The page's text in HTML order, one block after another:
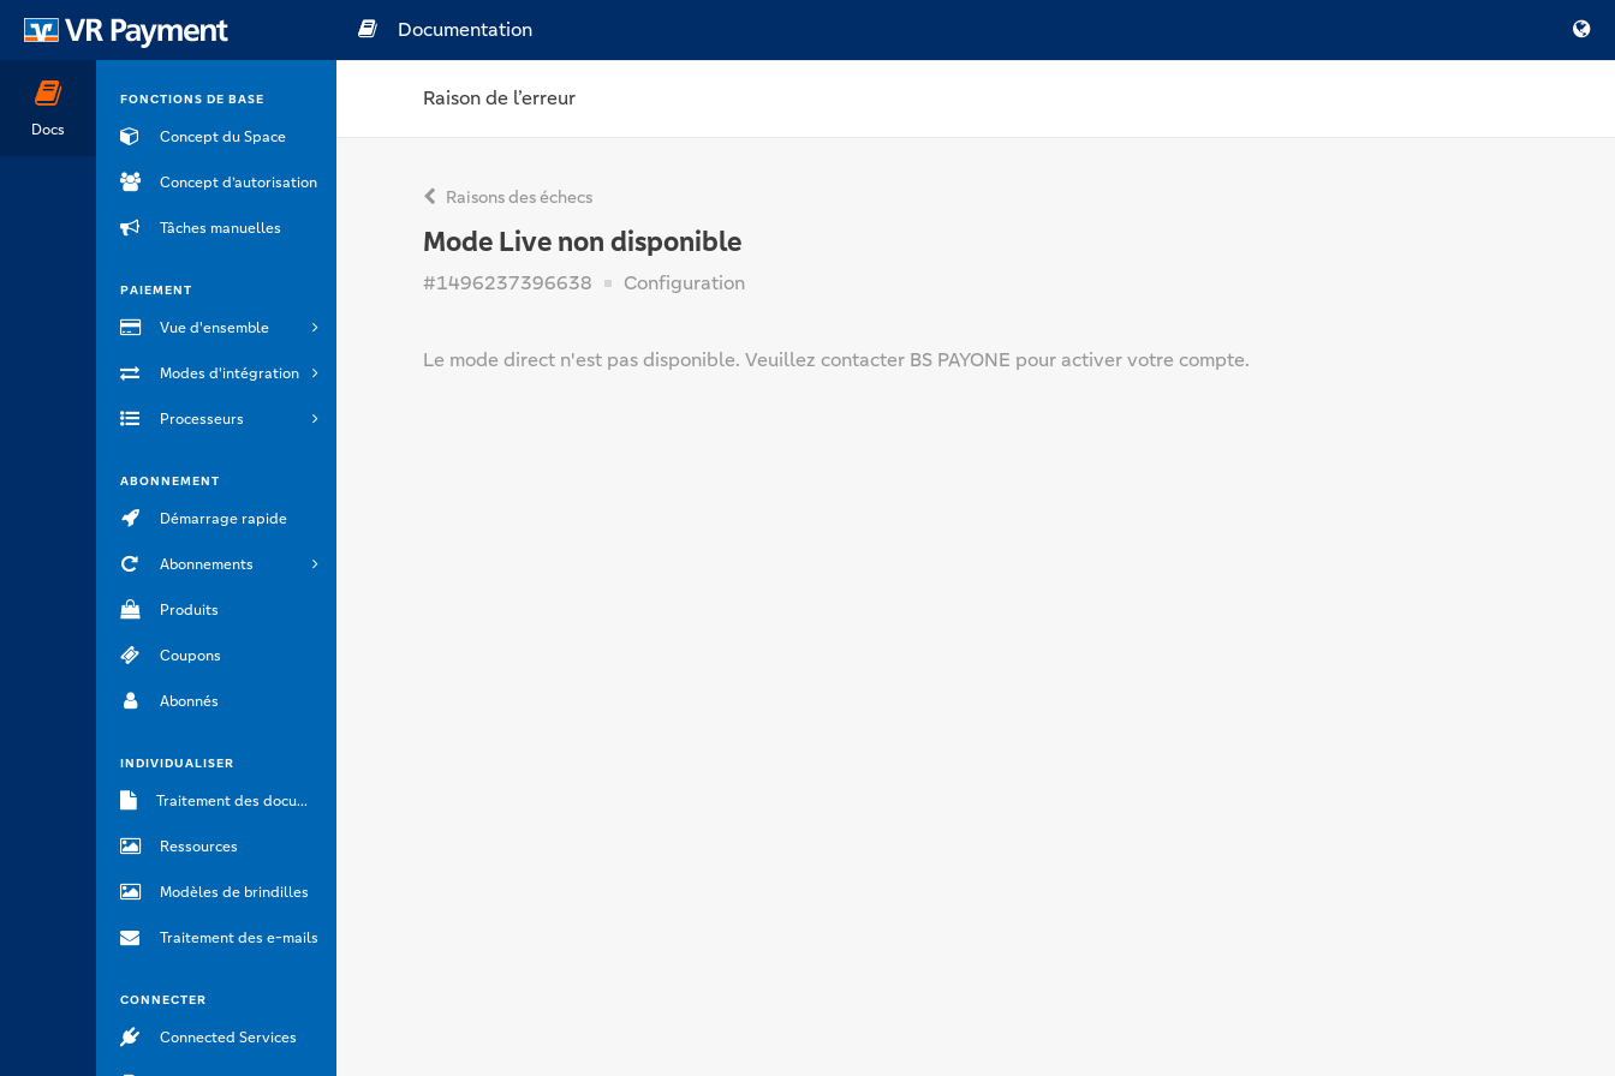
Docs
FONCTIONS DE BASE
Concept du Space
Concept d’autorisation
Tâches manuelles
PAIEMENT
Vue d'ensemble
Modes d'intégration
Processeurs
ABONNEMENT
Démarrage rapide
Abonnements
Produits
Coupons
Abonnés
INDIVIDUALISER
Traitement des documents
Ressources
Modèles de brindilles
Traitement des e-mails
CONNECTER
Connected Services
Documentation
Raison de l’erreur
Raisons des échecs
Mode Live non disponible
#1496237396638 Configuration
Le mode direct n'est pas disponible. Veuillez contacter BS PAYONE pour activer votre compte.